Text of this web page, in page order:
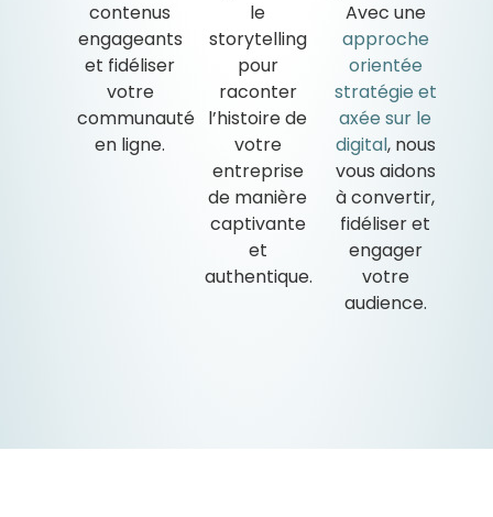
contenus
engageants
et fidéliser
votre
communauté
en ligne.
le
storytelling
pour
raconter
l’histoire de
votre
entreprise
de manière
captivante
et
authentique.
Avec une
approche
orientée
stratégie et
axée sur le
digital, nous
vous aidons
à convertir,
fidéliser et
engager
votre
audience.